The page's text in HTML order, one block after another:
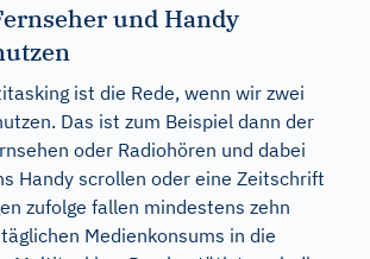
und Handy
ist die Rede, wenn wir zwei
Das ist zum Beispiel dann der
oder Radiohören und dabei
Handy scrollen oder eine Zeitschrift
zufolge fallen mindestens zehn
Medienkonsums in die